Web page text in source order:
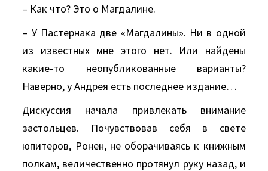
– Как что? Это о Магдалине.
– У Пастернака две «Магдалины». Ни в одной
из известных мне этого нет. Или найдены
какие-то неопубликованные варианты?
Наверно, у Андрея есть последнее издание…
Дискуссия начала привлекать внимание
застольцев. Почувствовав себя в свете
юпитеров, Ронен, не оборачиваясь к книжным
полкам, величественно протянул руку назад, и